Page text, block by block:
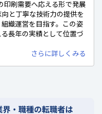
印刷需要へ応える形で発展
と丁寧な技術力の提供を
織運営を目指す。この姿
長年の実績として位置づ
さらに詳しくみる